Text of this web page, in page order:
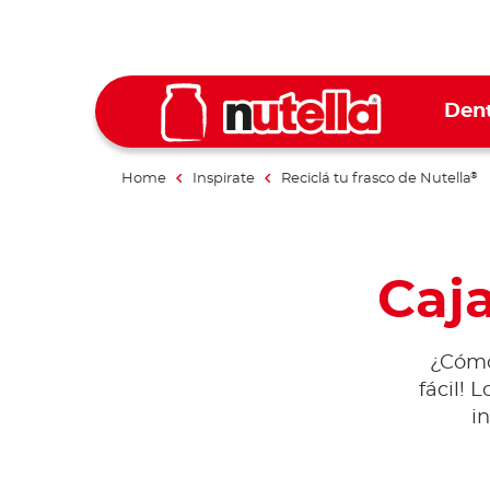
Home Inspirate Reciclá tu frasco de Nutella®
fácil!